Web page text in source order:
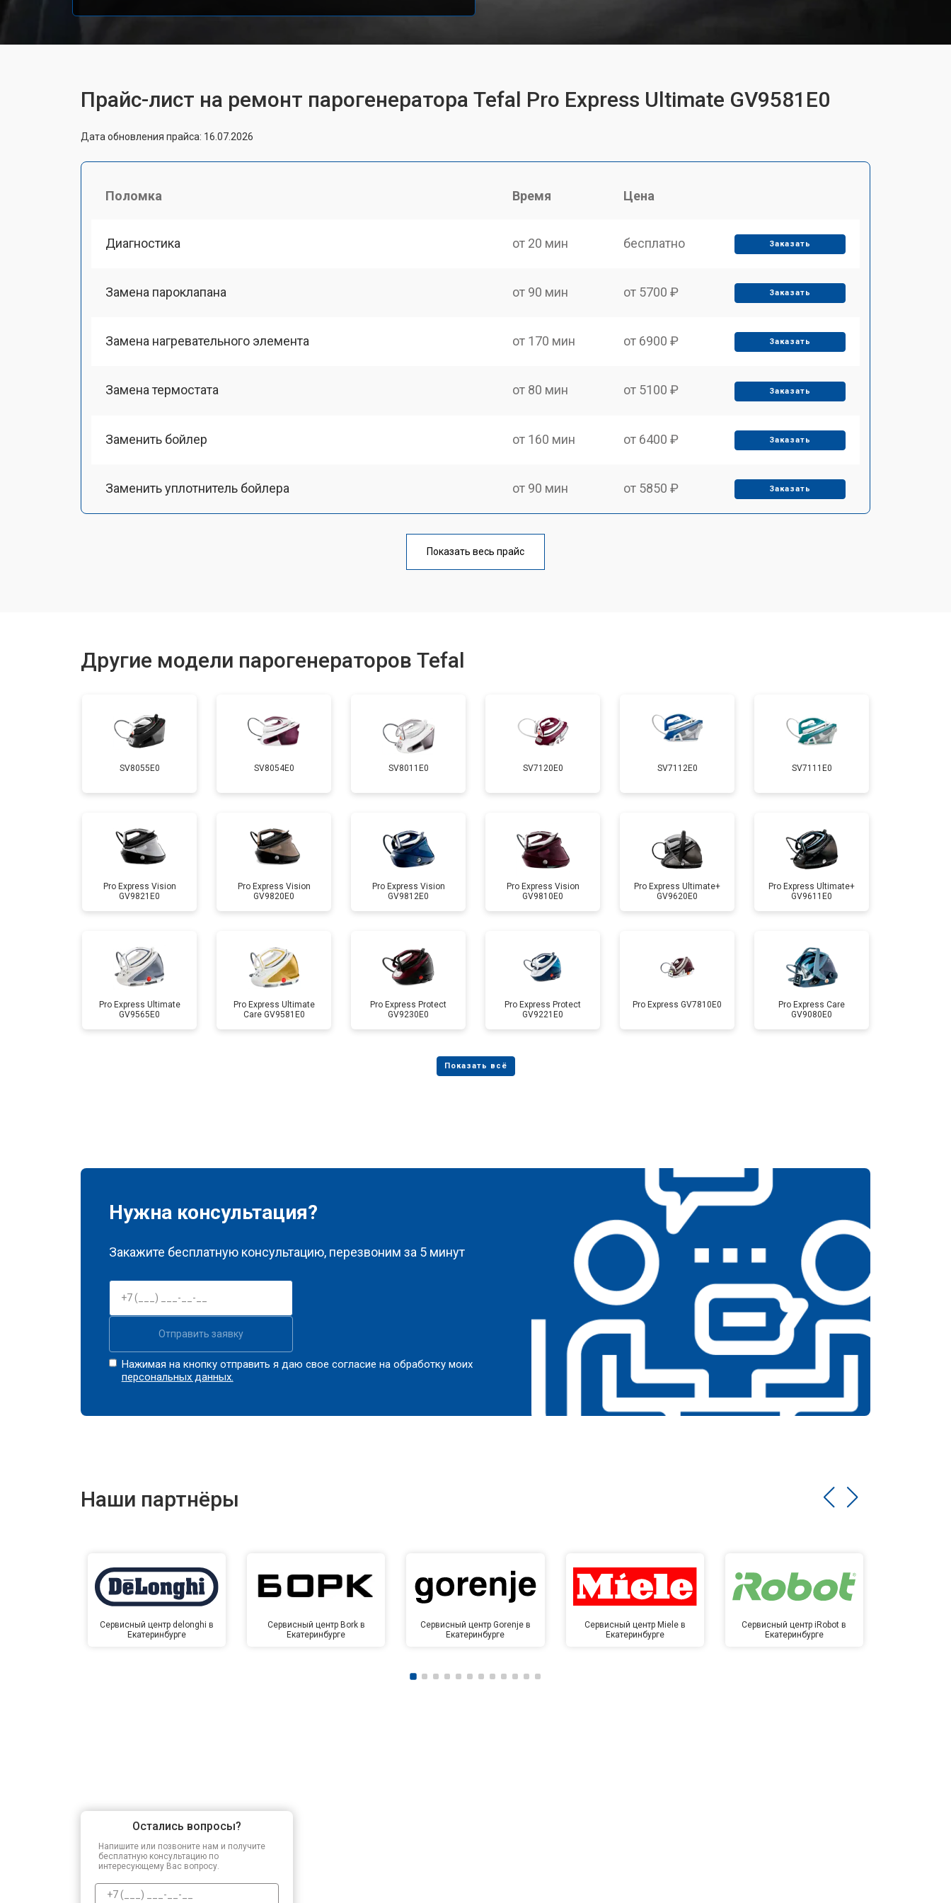
Прайс-лист на ремонт парогенератора Tefal Pro Express Ultimate GV9581E0
Дата обновления прайса: 16.07.2026
Поломка Время Цена
Диагностика от 20 мин бесплатно Заказать
Замена пароклапана от 90 мин от 5700 ₽ Заказать
Замена нагревательного элемента от 170 мин от 6900 ₽ Заказать
Замена термостата от 80 мин от 5100 ₽ Заказать
Заменить бойлер от 160 мин от 6400 ₽ Заказать
Заменить уплотнитель бойлера от 90 мин от 5850 ₽ Заказать
от 110 мин
Замена шнура питания от 140 мин от 5700 ₽ Заказать
Корпусный ремонт (замена резинок, креплений, кнопок) от 110 мин от 4100 ₽ Заказать
Профилактическая чистка от 80 мин от 4700 ₽ Заказать
Показать весь прайс
Другие модели парогенераторов Tefal
SV8055E0 SV8054E0 SV8011E0 SV7120E0 SV7112E0 SV7111E0
Pro Express Vision
GV9821E0
Pro Express Vision
GV9820E0
Pro Express Vision
GV9812E0
Pro Express Vision
GV9810E0
Pro Express Ultimate+
GV9620E0
Pro Express Ultimate+
GV9611E0
Pro Express Ultimate
GV9565E0
Pro Express Ultimate
Care GV9581E0
Pro Express Protect
GV9230E0
Pro Express Protect
GV9221E0
Pro Express GV7810E0
Pro Express Care
GV9080E0
Нужна консультация?
Закажите бесплатную консультацию, перезвоним за 5 минут
Отправить заявку
Нажимая на кнопку отправить я даю свое согласие на обработку моих
персональных данных.
Наши партнёры
Сервисный центр delonghi в
Екатеринбурге
Сервисный центр Bork в
Екатеринбурге
Сервисный центр Gorenje в
Екатеринбурге
Сервисный центр Miele в
Екатеринбурге
Сервисный центр iRobot в
Екатеринбурге
Остались вопросы?
Напишите или позвоните нам и получите
бесплатную консультацию по
интересующему Вас вопросу.